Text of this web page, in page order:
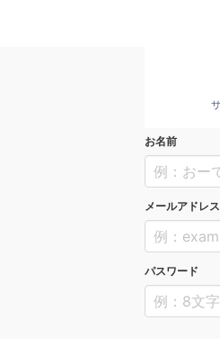
お名前
メールアドレス
パスワード